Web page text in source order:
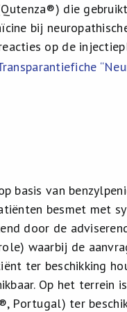
die
bij
op de
basis van
besmet met
door de
waarbij de
ter beschikking
Op het
Portugal) ter